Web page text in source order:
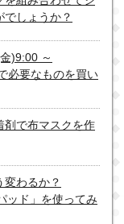
でしょうか？
)9:00 ～
必要なものを買い
剤で布マスクを作
変わるか？
ッド」を使ってみ